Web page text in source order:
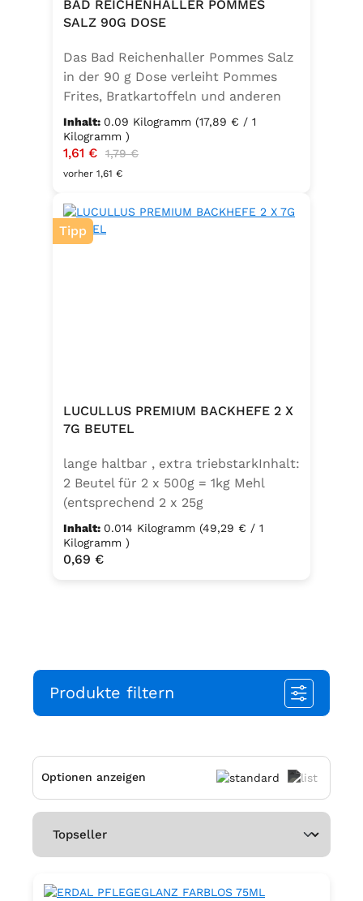
Thymian), Trennmittel Calciumsalze
Kaliumjodat.
BAD REICHENHALLER POMMES
SALZ 90G DOSE
Das Bad Reichenhaller Pommes Salz
in der 90 g Dose verleiht Pommes
Frites, Bratkartoffeln und anderen
Kartoffelspezialitäten den perfekten
Geschmack – ganz ohne
Geschmacksverstärker. Die feine
Mischung ist vegan, glutenfrei und
bewusste Ernährung und
unkomplizierte Würzung in der
Inhalt: 0.09 Kilogramm (17,89 € / 1
Kilogramm )
Verkaufspreis:
1,61 € Regulärer Preis:
1,79 €
vorher 1,61 €
Tipp
LUCULLUS PREMIUM BACKHEFE 2 X
7G BEUTEL
lange haltbar , extra triebstarkInhalt:
2 Beutel für 2 x 500g = 1kg Mehl
(entsprechend 2 x 25g
Frischhefe)Zutaten: Trockenbackhefe
, Emulgator E491 (Unter
Schutzatmosphäre verpackt)
Inhalt: 0.014 Kilogramm (49,29 € / 1
Kilogramm )
Regulärer Preis:
0,69 €
Produkte filtern
Optionen anzeigen